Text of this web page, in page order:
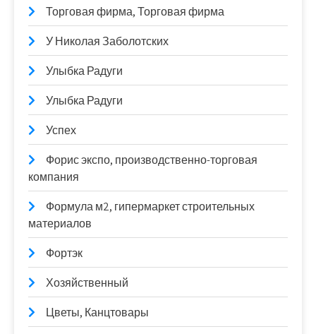
Торговая фирма, Торговая фирма
У Николая Заболотских
Улыбка Радуги
Улыбка Радуги
Успех
Форис экспо, производственно-торговая
компания
Формула м2, гипермаркет строительных
материалов
Фортэк
Хозяйственный
Цветы, Канцтовары